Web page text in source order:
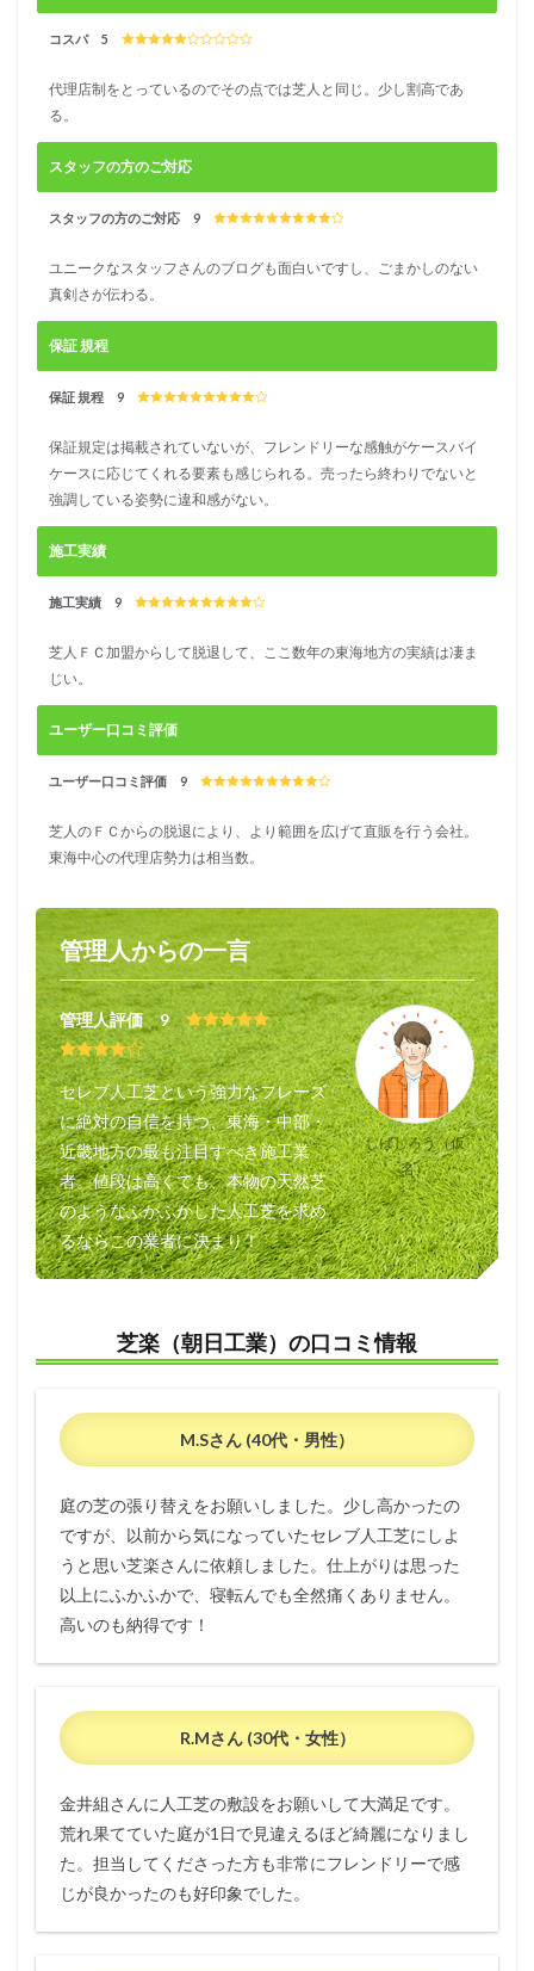
コスパ 5
代理店制をとっているのでその点では芝人と同じ。少し割高であ
る。
スタッフの方のご対応
スタッフの方のご対応 9
ユニークなスタッフさんのブログも面白いですし、ごまかしのない
真剣さが伝わる。
保証 規程
保証 規程 9
保証規定は掲載されていないが、フレンドリーな感触がケースバイ
ケースに応じてくれる要素も感じられる。売ったら終わりでないと
強調している姿勢に違和感がない。
施工実績
施工実績 9
芝人ＦＣ加盟からして脱退して、ここ数年の東海地方の実績は凄ま
じい。
ユーザー口コミ評価
ユーザー口コミ評価 9
芝人のＦＣからの脱退により、より範囲を広げて直販を行う会社。
東海中心の代理店勢力は相当数。
管理人からの一言
しばじろう（仮
名）
管理人評価 9
セレブ人工芝という強力なフレーズ
に絶対の自信を持つ、東海・中部・
近畿地方の最も注目すべき施工業
者。値段は高くても、本物の天然芝
のようなふかふかした人工芝を求め
るならこの業者に決まり！
芝楽（朝日工業）の口コミ情報
M.Sさん (40代・男性）
庭の芝の張り替えをお願いしました。少し高かったの
ですが、以前から気になっていたセレブ人工芝にしよ
うと思い芝楽さんに依頼しました。仕上がりは思った
以上にふかふかで、寝転んでも全然痛くありません。
高いのも納得です！
R.Mさん (30代・女性）
金井組さんに人工芝の敷設をお願いして大満足です。
荒れ果てていた庭が1日で見違えるほど綺麗になりまし
た。担当してくださった方も非常にフレンドリーで感
じが良かったのも好印象でした。